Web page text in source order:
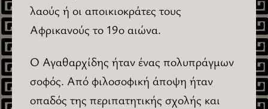
λαούς ή οι αποικιοκράτες τους
Αφρικανούς το 19ο αιώνα.
Ο Αγαθαρχίδης ήταν ένας πολυπράγμων
σοφός. Από φιλοσοφική άποψη ήταν
οπαδός της περιπατητικής σχολής και